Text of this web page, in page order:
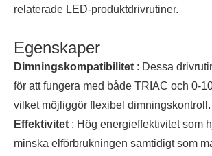
relaterade LED-produktdrivrutiner.
Egenskaper
Dimningskompatibilitet : Dessa
för att fungera med både TRIAC och 0-
vilket möjliggör flexibel dimningskontroll.
Effektivitet : Hög energieffektivitet som
minska elförbrukningen samtidigt som